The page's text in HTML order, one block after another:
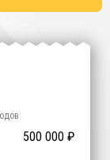
1 000 000 ₽
500 000 ₽